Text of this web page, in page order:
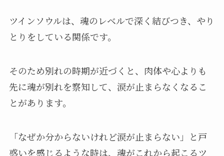
ツインソウルは、魂のレベルで深く結びつき、やり
とりをしている関係です。
そのため別れの時期が近づくと、肉体や心よりも
先に魂が別れを察知して、涙が止まらなくなるこ
とがあります。
「なぜか分からないけれど涙が止まらない」と戸
惑いを感じるような時は、魂がこれから起こるツ